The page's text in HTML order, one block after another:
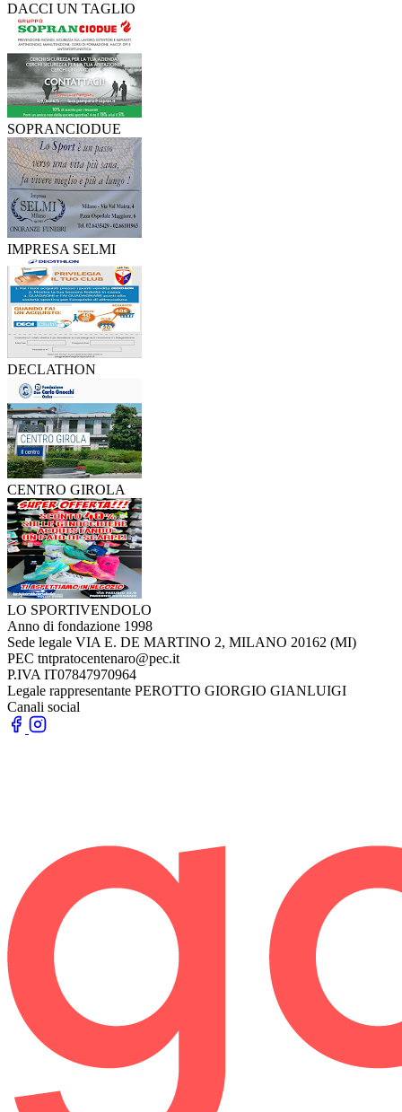
DACCI UN TAGLIO
SOPRANCIODUE
IMPRESA SELMI
DECLATHON
CENTRO GIROLA
LO SPORTIVENDOLO
Anno di fondazione 1998
Sede legale VIA E. DE MARTINO 2, MILANO 20162 (MI)
PEC tntpratocentenaro@pec.it
P.IVA IT07847970964
Legale rappresentante PEROTTO GIORGIO GIANLUIGI
Canali social